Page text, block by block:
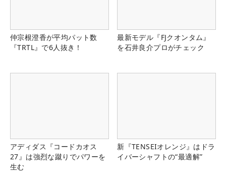
仲宗根澄香が平均パット数
『TRTL』で6人抜き！
最新モデル『FJクオンタム』
を石井良介プロがチェック
アディダス『コードカオス
27』は強烈な蹴りでパワーを
生む
新『TENSEIオレンジ』はドラ
イバーシャフトの“最適解”